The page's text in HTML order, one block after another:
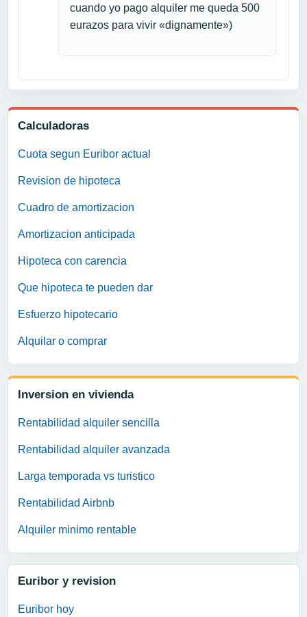
Calculadoras
Cuota segun Euribor actual
Revision de hipoteca
Cuadro de amortizacion
Amortizacion anticipada
Hipoteca con carencia
Que hipoteca te pueden dar
Esfuerzo hipotecario
Alquilar o comprar
Inversion en vivienda
Rentabilidad alquiler sencilla
Rentabilidad alquiler avanzada
Larga temporada vs turistico
Rentabilidad Airbnb
Alquiler minimo rentable
Euribor y revision
Euribor hoy
cuando yo pago alquiler me queda 500
eurazos para vivir «dignamente»)